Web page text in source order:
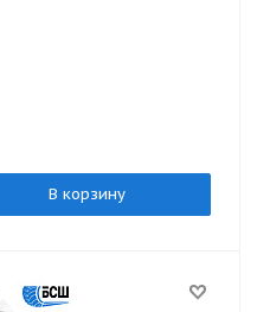
В корзину